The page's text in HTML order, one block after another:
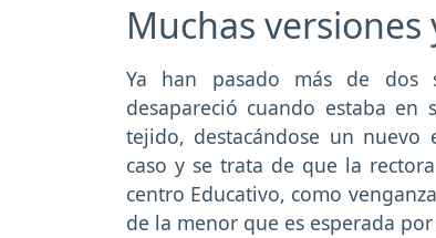
Muchas
Ya han pasado más de dos
desapareció cuando estaba
tejido, destacándose un
caso y se trata de que la
centro Educativo, como
de la menor que es esperada